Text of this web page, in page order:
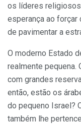
os líderes religiosos
esperança ao
de pavimentar a
O moderno Estado
realmente
com grandes
então, estão os
do pequeno Israel?
também lhe